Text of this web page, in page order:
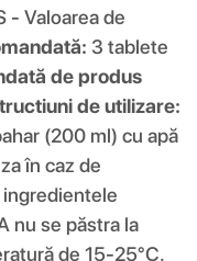
- Valoarea de
3 tablete
de produs
de utilizare:
(200 ml) cu apă
în caz de
nu se păstra la
de 15-25°C.